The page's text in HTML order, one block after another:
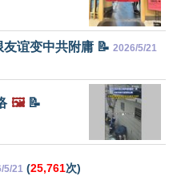
谊变中共附庸 📝 2026/5/21
🖼️📝
5/21 (25,761次)